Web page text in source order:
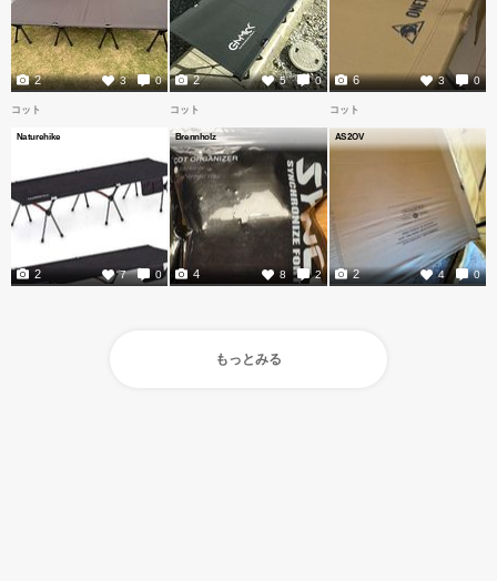
3 0
2 5 0
2 3 0
6
コット
Naturehike
7 0
2
コット
Brennholz
8 2
4
コット
AS2OV
4 0
2
もっとみる